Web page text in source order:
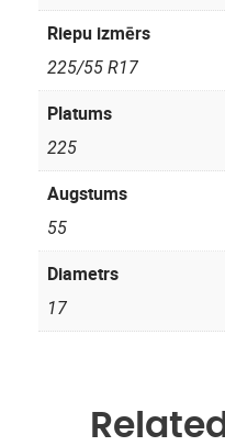
Riepu izmērs
225/55 R17
Platums
225
Augstums
55
Diametrs
17